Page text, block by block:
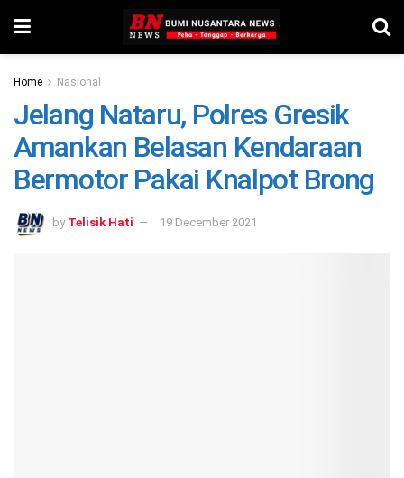
Home Nasional
Jelang Nataru, Polres Gresik
Amankan Belasan Kendaraan
Bermotor Pakai Knalpot Brong
by Telisik Hati 19 December 2021